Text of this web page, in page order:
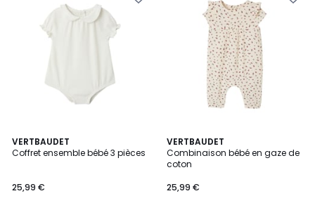
VERTBAUDET
Coffret ensemble bébé 3 pièces
25,99 €
VERTBAUDET
Combinaison bébé en gaze de
coton
25,99 €